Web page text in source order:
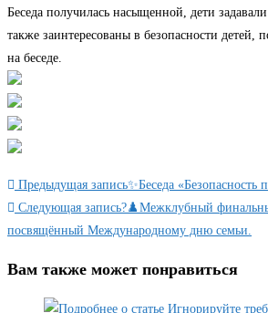
Беседа получилась насыщенной, дети
также заинтересованы в безопасности детей,
на беседе.
Еще
статьи
Предыдущая запись✨Беседа «Безопасность
Следующая запись?♟️Межклубный
посвящённый Международному дню семьи.
Вам также может понравиться